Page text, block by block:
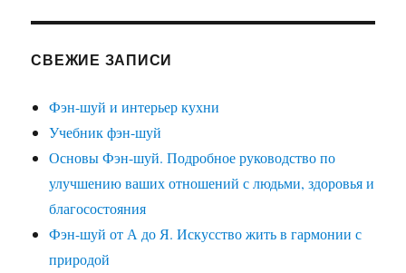
СВЕЖИЕ ЗАПИСИ
Фэн-шуй и интерьер кухни
Учебник фэн-шуй
Основы Фэн-шуй. Подробное руководство по
улучшению ваших отношений с людьми, здоровья и
благосостояния
Фэн-шуй от А до Я. Искусство жить в гармонии с
природой